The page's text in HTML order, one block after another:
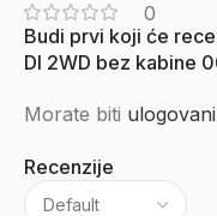
0
Recenzije
Budi prvi koji će
DI 2WD bez kabine
Morate biti ulogovani